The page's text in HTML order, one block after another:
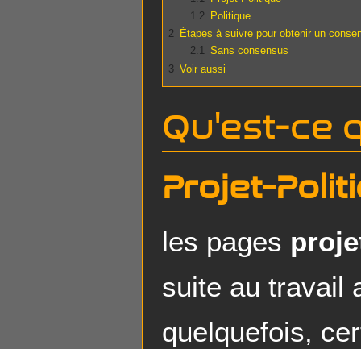
1.2
Politique
2 Étapes à suivre pour obtenir un
2.1 Sans consensus
3 Voir aussi
Qu'est-ce
Projet-
les pages
suite au travail
quelquefois,